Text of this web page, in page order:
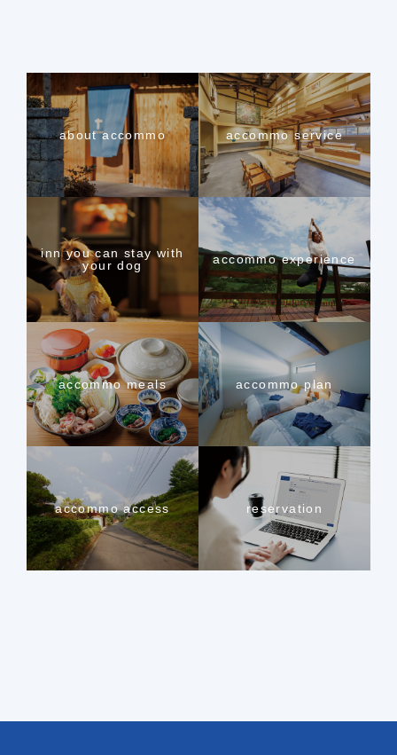
about accommo accommo service
inn you can stay with
your dog
accommo experience
accommo meals accommo plan
accommo access